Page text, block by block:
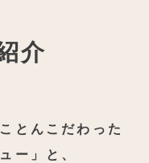
介
とんこだわった
ー」と、